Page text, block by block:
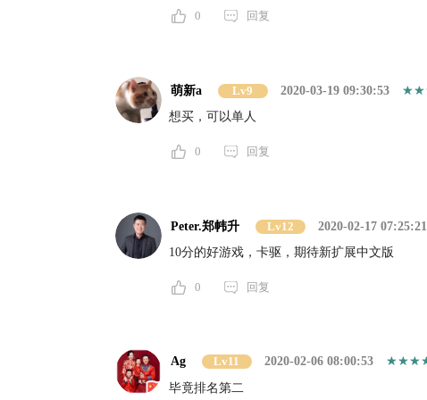
0 回复
萌新a Lv9
2020-03-19 09:30:53
想买，可以单人
0 回复
Peter.郑帏升 Lv12
2020-02-17 07:25:21
10分的好游戏，卡驱，期待新扩展中文版
0 回复
Ag Lv11
2020-02-06 08:00:53
毕竟排名第二